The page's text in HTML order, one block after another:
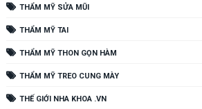
THẨM MỸ SỬA MŨI
THẨM MỸ TAI
THẨM MỸ THON GỌN HÀM
THẨM MỸ TREO CUNG MÀY
THẾ GIỚI NHA KHOA .VN